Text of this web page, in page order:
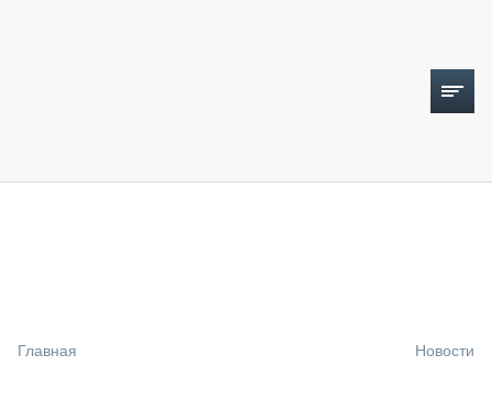
Главная Новости